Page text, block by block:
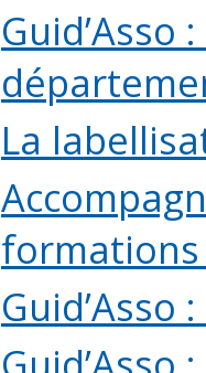
La
formations
Guid’Asso